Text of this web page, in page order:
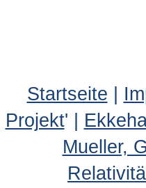
Startseite |
Projekt' |
Mueller,